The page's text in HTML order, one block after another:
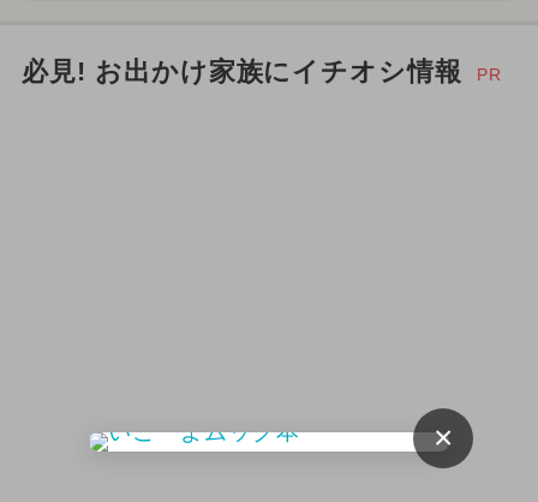
必見! お出かけ家族にイチオシ情報 PR
×